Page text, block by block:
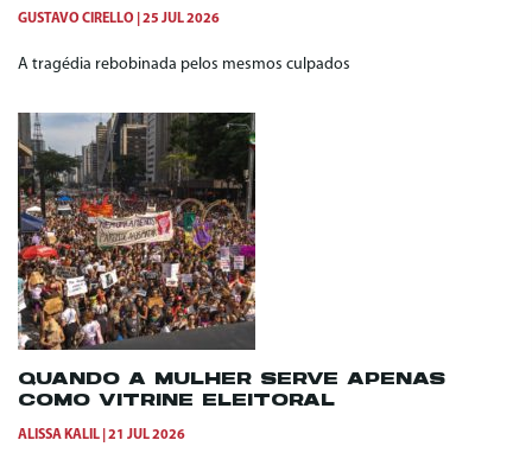
GUSTAVO CIRELLO 25 JUL 2026
A tragédia rebobinada pelos mesmos culpados
QUANDO A MULHER SERVE APENAS
COMO VITRINE ELEITORAL
ALISSA KALIL 21 JUL 2026